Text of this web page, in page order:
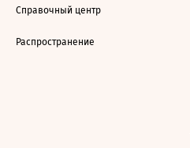
Справочный центр
Распространение